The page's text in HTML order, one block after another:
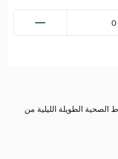
0
الصحية الطويلة الليلية من